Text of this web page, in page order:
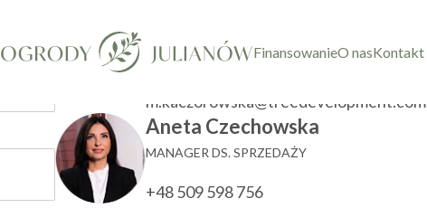
FinansowanieO nasKontakt
KIEROWNIK DZIAŁU SPRZEDAŻY
m.kaczorowska@treedevelopment.com
Aneta Czechowska
MANAGER DS. SPRZEDAŻY
+48 509 598 756